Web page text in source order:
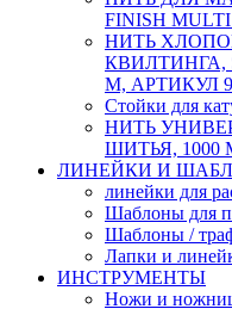
FINISH
НИТЬ
КВИЛТИНГА,
М, АРТИКУЛ
Стойки для
НИТЬ
ШИТЬЯ, 1000
ЛИНЕЙКИ И
линейки для
Шаблоны для
Шаблоны /
Лапки и
ИНСТРУМЕНТЫ
Ножи и